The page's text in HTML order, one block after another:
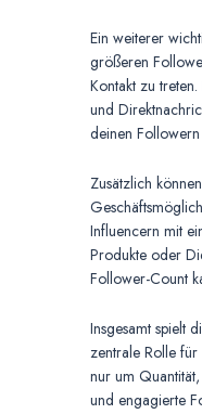
Ein weiterer
größeren
Kontakt zu
und
deinen
Zusätzlich
Influencern mit
Produkte oder
Follower-Count
Insgesamt spielt
zentrale Rolle
nur um
und engagierte